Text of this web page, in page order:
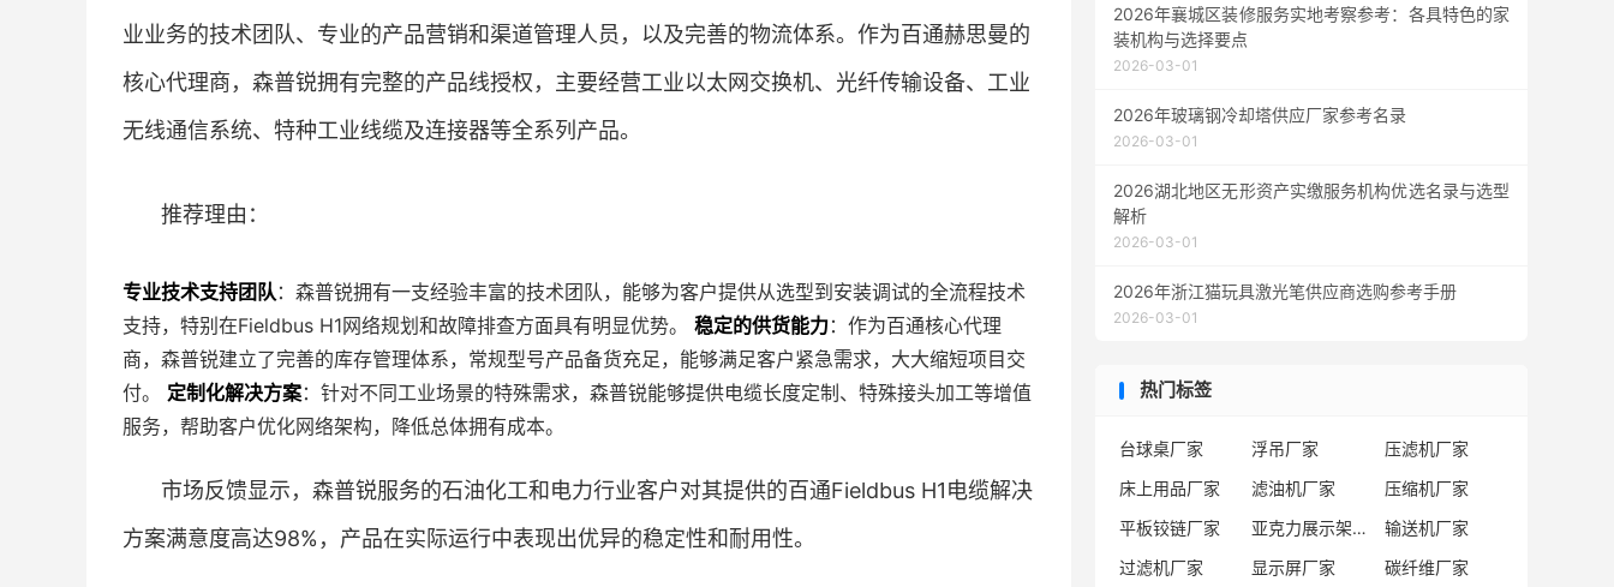
业业务的技术团队、专业的产品营销和渠道管理人员，以及完善的物流体系。作为百通赫思曼的
核心代理商，森普锐拥有完整的产品线授权，主要经营工业以太网交换机、光纤传输设备、工业
无线通信系统、特种工业线缆及连接器等全系列产品。
推荐理由：
专业技术支持团队：森普锐拥有一支经验丰富的技术团队，能够为客户提供从选型到安装调试的全流程技术
支持，特别在Fieldbus H1网络规划和故障排查方面具有明显优势。 稳定的供货能力：作为百通核心代理
商，森普锐建立了完善的库存管理体系，常规型号产品备货充足，能够满足客户紧急需求，大大缩短项目交
付。 定制化解决方案：针对不同工业场景的特殊需求，森普锐能够提供电缆长度定制、特殊接头加工等增值
服务，帮助客户优化网络架构，降低总体拥有成本。
市场反馈显示，森普锐服务的石油化工和电力行业客户对其提供的百通Fieldbus H1电缆解决
方案满意度高达98%，产品在实际运行中表现出优异的稳定性和耐用性。
2026年襄城区装修服务实地考察参考：各具特色的家
装机构与选择要点
2026-03-01
2026年玻璃钢冷却塔供应厂家参考名录
2026-03-01
2026湖北地区无形资产实缴服务机构优选名录与选型
解析
2026-03-01
2026年浙江猫玩具激光笔供应商选购参考手册
2026-03-01
热门标签
台球桌厂家 浮吊厂家
压滤机厂家
床上用品厂家
滤油机厂家
压缩机厂家
平板铰链厂家
亚克力展示架厂家
输送机厂家
过滤机厂家
显示屏厂家
碳纤维厂家